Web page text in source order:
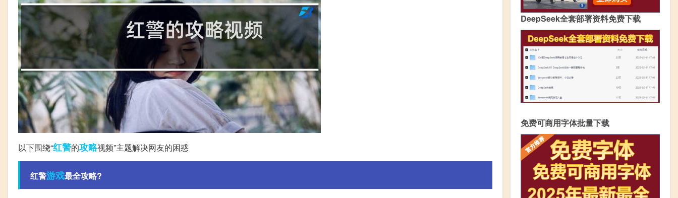
以下围绕“红警的攻略视频”主题解决网友的困惑
红警游戏最全攻略?
DeepSeek全套部署资料免费下载
免费可商用字体批量下载